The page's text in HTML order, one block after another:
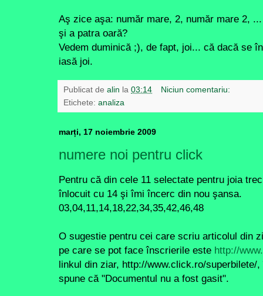
Aş zice aşa: număr mare, 2, număr mare 2,
şi a patra oară?
Vedem duminică ;), de fapt, joi... că dacă se
iasă joi.
Publicat de alin la 03:14
Niciun comentariu:
Etichete: analiza
marți, 17 noiembrie 2009
numere noi pentru click
Pentru că din cele 11 selectate pentru joia
înlocuit cu 14 şi îmi încerc din nou şansa.
03,04,11,14,18,22,34,35,42,46,48
O sugestie pentru cei care scriu articolul din
pe care se pot face înscrierile este http://
linkul din ziar, http://www.click.ro/superbilete/
spune că "Documentul nu a fost gasit".